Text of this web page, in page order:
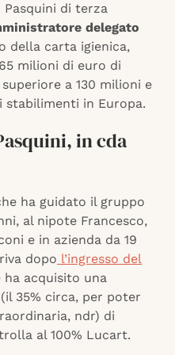
Pasquini di terza
delegato
della carta igienica,
milioni di euro di
a 130 milioni e
stabilimenti in Europa.
in cda
ha guidato il gruppo
al nipote Francesco,
e in azienda da 19
dopo l’ingresso del
ha acquisito una
35% circa, per poter
ndr) di
al 100% Lucart.